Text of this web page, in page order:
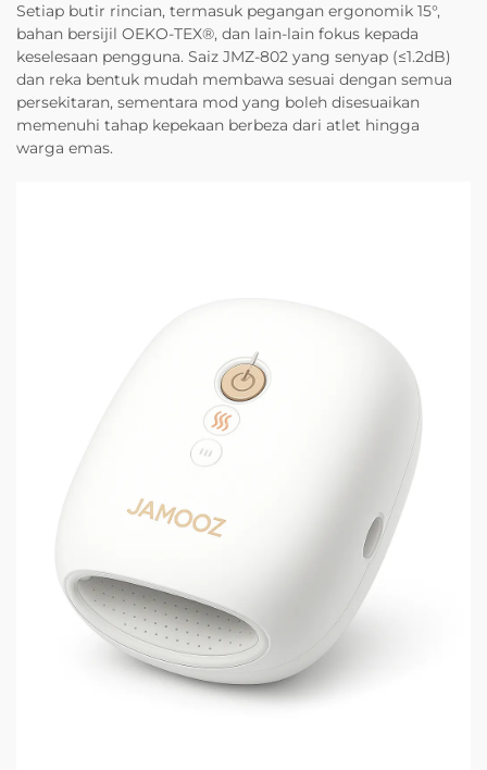
Setiap butir rincian, termasuk pegangan ergonomik 15°,
bahan bersijil OEKO-TEX®, dan lain-lain fokus kepada
keselesaan pengguna. Saiz JMZ-802 yang senyap (≤1.2dB)
dan reka bentuk mudah membawa sesuai dengan semua
persekitaran, sementara mod yang boleh disesuaikan
memenuhi tahap kepekaan berbeza dari atlet hingga
warga emas.